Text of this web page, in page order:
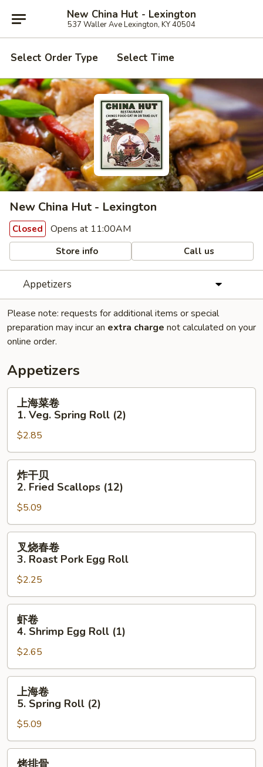
New China Hut - Lexington
537 Waller Ave Lexington, KY 40504
Select Order Type Select Time
New China Hut - Lexington
Closed Opens at 11:00AM
Store info Call us
Appetizers
Please note: requests for additional items or special
preparation may incur an extra charge not calculated on your
online order.
Appetizers
1.
Veg.
Spring
Roll
(2)
上海菜卷
1. Veg. Spring Roll (2)
$2.85
Fried
Scallops
(12)
炸干贝
2. Fried Scallops (12)
$5.09
3.
Roast
Pork
Egg
Roll
叉烧春卷
3. Roast Pork Egg Roll
$2.25
Shrimp
Egg
Roll
(1)
虾卷
4. Shrimp Egg Roll (1)
$2.65
Spring
Roll
上海卷
5. Spring Roll (2)
$5.09
烤排骨